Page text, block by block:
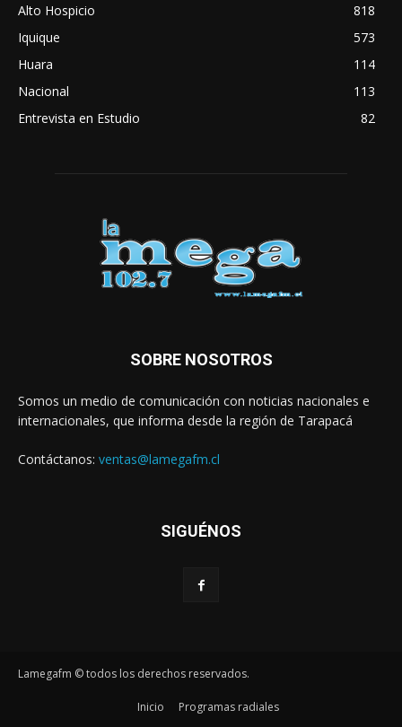
Alto Hospicio
818
Iquique
573
Huara
114
Nacional
113
Entrevista en Estudio
82
SOBRE NOSOTROS
Somos un medio de comunicación con noticias nacionales e
internacionales, que informa desde la región de Tarapacá
Contáctanos: ventas@lamegafm.cl
SIGUÉNOS
Lamegafm © todos los derechos reservados.
Inicio Programas radiales